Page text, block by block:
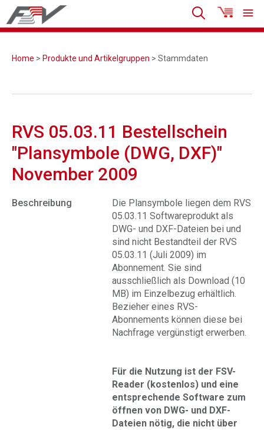
Home > Produkte und Artikelgruppen > Stammdaten
RVS 05.03.11 Bestellschein
"Plansymbole (DWG, DXF)"
November 2009
Beschreibung
Die Plansymbole liegen dem RVS
05.03.11 Softwareprodukt als
DWG- und DXF-Dateien bei und
sind nicht Bestandteil der RVS
05.03.11 (Juli 2009) im
Abonnement. Sie sind
ausschließlich als Download (10
MB) im Einzelbezug erhältlich.
Bezieher eines RVS-
Abonnements können diese bei
Nachfrage vergünstigt erwerben.
Für die Nutzung ist der FSV-
Reader (kostenlos) und eine
entsprechende Software zum
öffnen von DWG- und DXF-
Dateien nötig, die nicht über